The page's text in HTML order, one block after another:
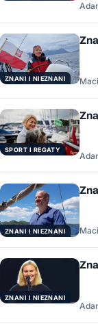
ZNANI I NIEZNANI
SPORT I REGATY
ZNANI I NIEZNANI
ZNANI I NIEZNANI